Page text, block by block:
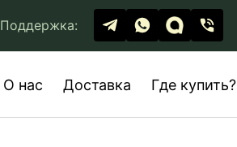
Поддержка:
О нас Доставка Где купить?